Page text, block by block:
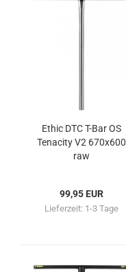
Ethic DTC T-Bar OS
Tenacity V2 670x600
raw
99,95 EUR
Lieferzeit: 1-3 Tage